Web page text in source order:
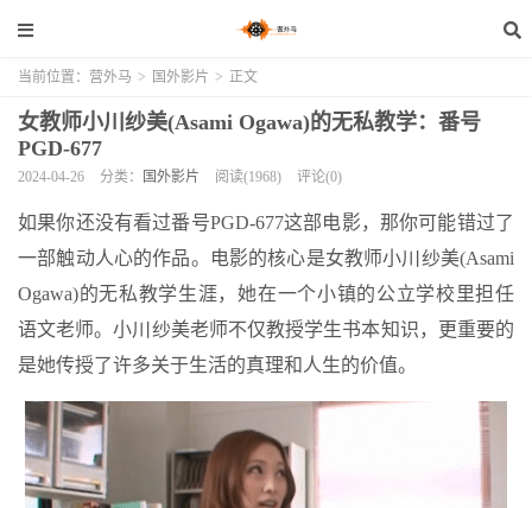
当前位置： 营外马 > 国外影片 > 正文
女教师小川纱美(Asami Ogawa)的无私教学：番号
PGD-677
2024-04-26 分类： 国外影片 阅读(1968) 评论(0)
如果你还没有看过番号PGD-677这部电影，那你可能错过了
一部触动人心的作品。电影的核心是女教师小川纱美(Asami
Ogawa)的无私教学生涯，她在一个小镇的公立学校里担任
语文老师。小川纱美老师不仅教授学生书本知识，更重要的
是她传授了许多关于生活的真理和人生的价值。